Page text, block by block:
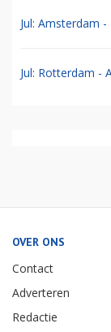
Jul: Amsterdam
Jul: Rotterdam -
OVER ONS
Contact
Adverteren
Redactie